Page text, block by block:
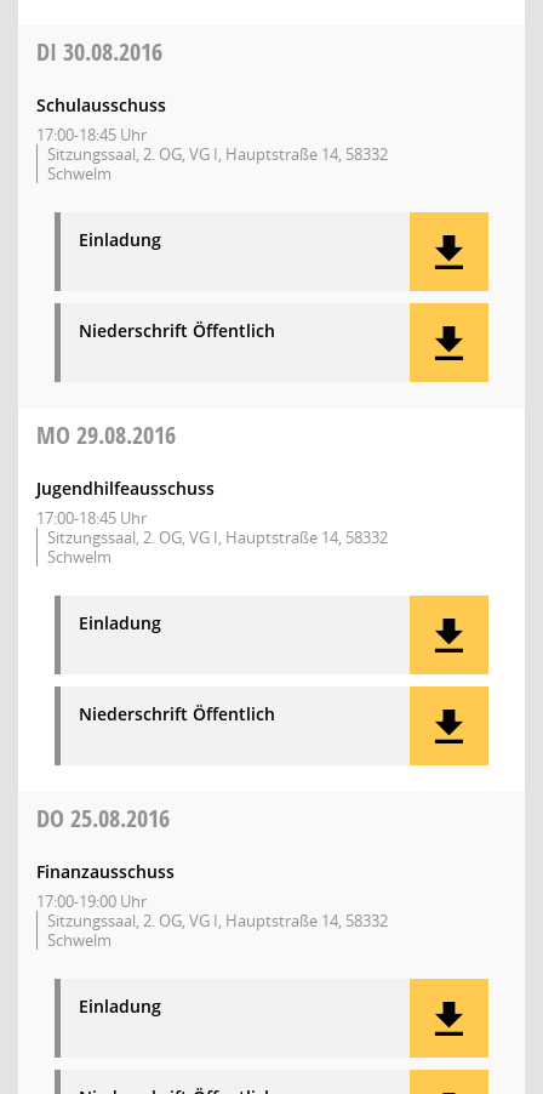
DI 30.08.2016
Schulausschuss
17:00-18:45 Uhr
Sitzungssaal, 2. OG, VG I, Hauptstraße 14, 58332
Schwelm
Einladung
Niederschrift Öffentlich
MO 29.08.2016
Jugendhilfeausschuss
17:00-18:45 Uhr
Sitzungssaal, 2. OG, VG I, Hauptstraße 14, 58332
Schwelm
Einladung
Niederschrift Öffentlich
DO 25.08.2016
Finanzausschuss
17:00-19:00 Uhr
Sitzungssaal, 2. OG, VG I, Hauptstraße 14, 58332
Schwelm
Einladung